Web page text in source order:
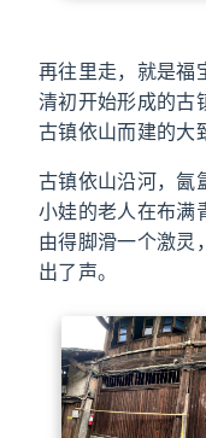
再往里走，就是福
清初开始形成的古
古镇依山而建的大
古镇依山沿河，氤
小娃的老人在布满
由得脚滑一个激灵
出了声。